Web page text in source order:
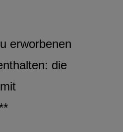
erworbenen
die